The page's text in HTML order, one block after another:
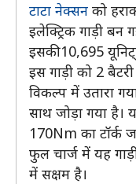
टाटा नेक्सन को
इलेक्ट्रिक गाड़ी बन
इसकी 10,695
इस गाड़ी को 2
विकल्प में उतारा
साथ जोड़ा गया
170Nm का टॉर्क
फुल चार्ज में यह
में सक्षम है।